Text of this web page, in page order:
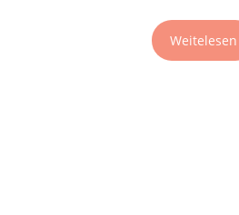
Weitelesen